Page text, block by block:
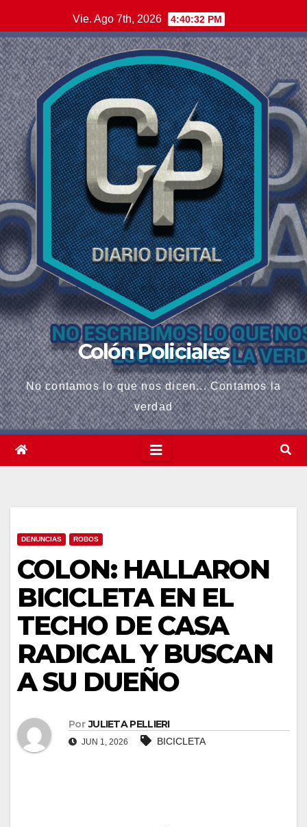
al
contenido
Vie. Ago 7th, 2026 4:40:34 PM
Colón Policiales
No contamos lo que nos dicen... Contamos la
verdad
DENUNCIAS ROBOS
COLON: HALLARON
BICICLETA EN EL
TECHO DE CASA
RADICAL Y BUSCAN
A SU DUEÑO
Por JULIETA PELLIERI
JUN 1, 2026 BICICLETA